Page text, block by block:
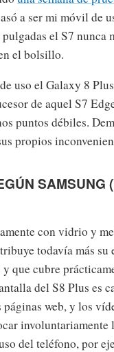
a ser mi móvil de
el S7 nunca
el bolsillo.
uso el Galaxy 8
de aquel S7
puntos débiles.
propios
SAMSUNG
con vidrio y
todavía más su
que cubre
del S8 Plus es
web, y los
involuntariamente
del teléfono, por